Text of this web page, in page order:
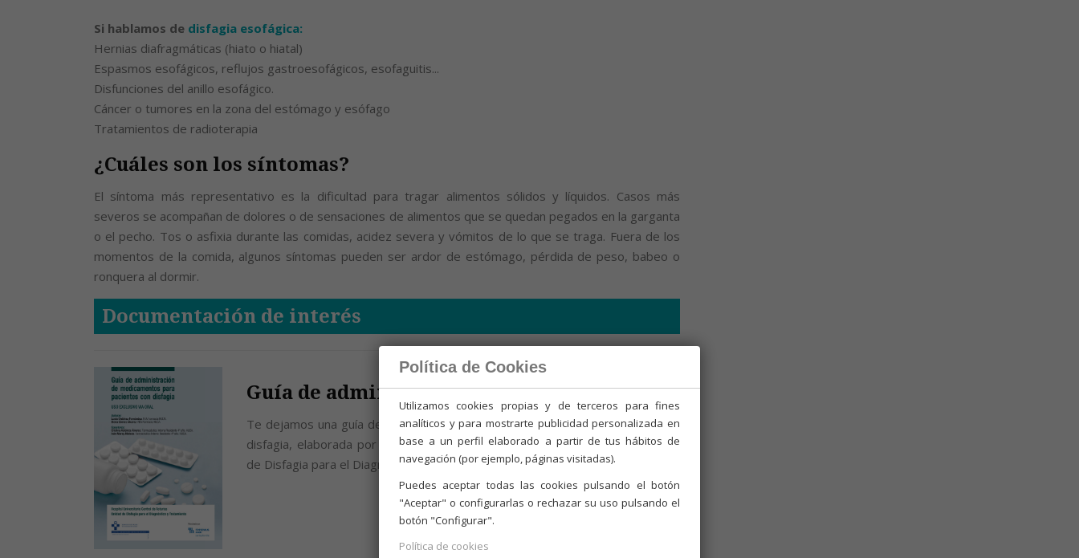
Si hablamos de disfagia esofágica:
Hernias diafragmáticas (hiato o hiatal)
Espasmos esofágicos, reflujos gastroesofágicos, esofaguitis...
Disfunciones del anillo esofágico.
Cáncer o tumores en la zona del estómago y esófago
Tratamientos de radioterapia
¿Cuáles son los síntomas?
El síntoma más representativo es la dificultad para tragar alimentos sólidos y líquidos. Casos más
severos se acompañan de dolores o de sensaciones de alimentos que se quedan pegados en la garganta
o el pecho. Tos o asfixia durante las comidas, acidez severa y vómitos de lo que se traga. Fuera de los
momentos de la comida, algunos síntomas pueden ser ardor de estómago, pérdida de peso, babeo o
ronquera al dormir.
Documentación de interés
Guía de administración de medicamentos
Te dejamos una guía de administración de medicamentos para pacientes con
disfagia, elaborada por el Hospital Universitario Central de Asturias (Unidad
de Disfagia para el Diagnóstico y Tratamiento)
Política de Cookies
Utilizamos cookies propias y de terceros para fines
analíticos y para mostrarte publicidad personalizada en
base a un perfil elaborado a partir de tus hábitos de
navegación (por ejemplo, páginas visitadas).
Puedes aceptar todas las cookies pulsando el botón
"Aceptar" o configurarlas o rechazar su uso pulsando el
botón "Configurar".
Política de cookies